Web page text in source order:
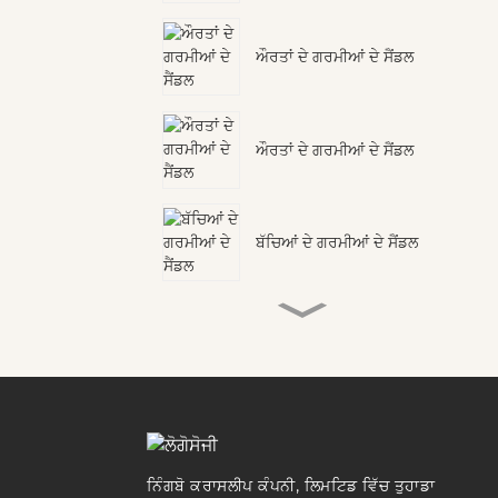
ਔਰਤਾਂ ਦੇ ਗਰਮੀਆਂ ਦੇ ਸੈਂਡਲ
ਔਰਤਾਂ ਦੇ ਗਰਮੀਆਂ ਦੇ ਸੈਂਡਲ
ਬੱਚਿਆਂ ਦੇ ਗਰਮੀਆਂ ਦੇ ਸੈਂਡਲ
ਨਿੰਗਬੋ ਕਰਾਸਲੀਪ ਕੰਪਨੀ, ਲਿਮਟਿਡ ਵਿੱਚ ਤੁਹਾਡਾ